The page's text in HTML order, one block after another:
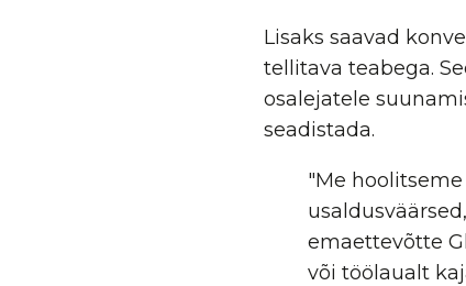
Lisaks saavad
tellitava teabega.
osalejatele
seadistada.
"Me
emaettevõtte
või töölaualt